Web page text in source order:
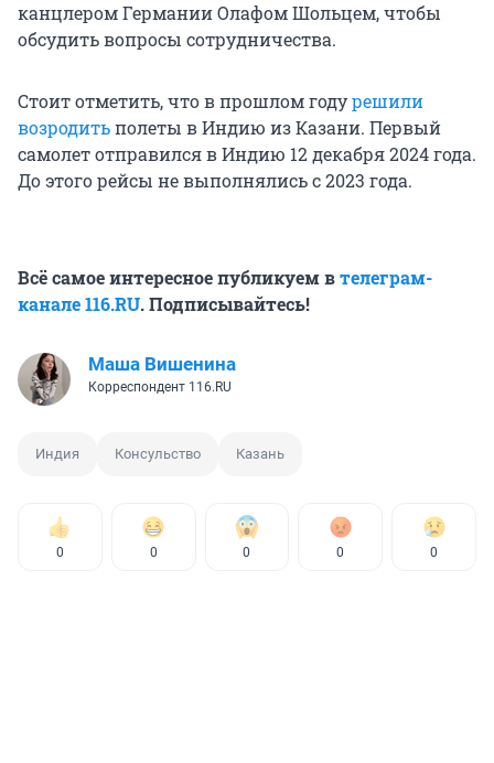
канцлером Германии Олафом Шольцем, чтобы
обсудить вопросы сотрудничества.
Стоит отметить, что в прошлом годурешили
возродитьполеты в Индию из Казани. Первый
самолет отправился в Индию 12 декабря 2024 года.
До этого рейсы не выполнялись с 2023 года.
Всё самое интересное публикуем втелеграм-
канале 116.RU. Подписывайтесь!
Маша Вишенина
Корреспондент 116.RU
Индия Консульство Казань
0 0 0 0 0